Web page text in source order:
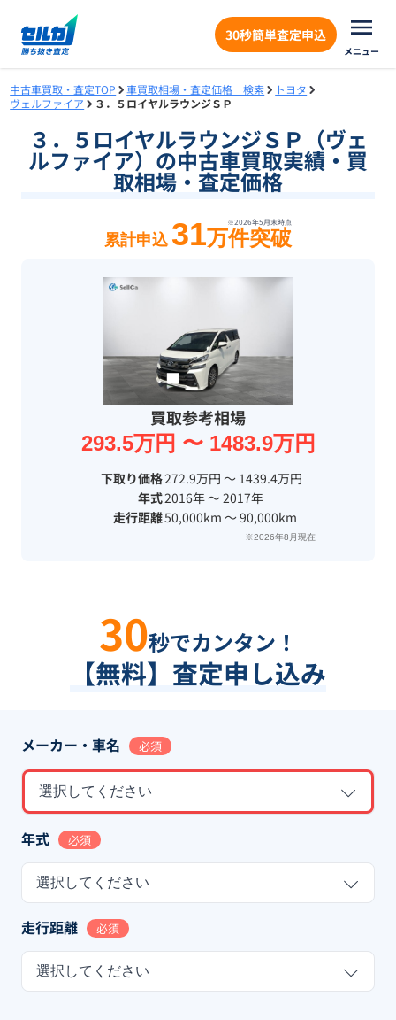
30秒簡単査定申込
メニュー
中古車買取・査定TOP 車買取相場・査定価格 検索
トヨタ
ヴェルファイア
３．５ロイヤルラウンジＳＰ
３．５ロイヤルラウンジＳＰ（ヴェ
ルファイア）の中古車買取実績・買
取相場・査定価格
※2026年5月末時点
累計申込 31万件突破
買取参考相場
293.5万円 〜 1483.9万円
下取り価格272.9万円 〜 1439.4万円
年式2016年 〜 2017年
走行距離50,000km 〜 90,000km
※2026年8月現在
30秒でカンタン！
【無料】査定申し込み
メーカー・車名 必須
選択してください
年式 必須
選択してください
走行距離 必須
選択してください